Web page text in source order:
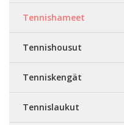
Tennishameet
Tennishousut
Tenniskengät
Tennislaukut